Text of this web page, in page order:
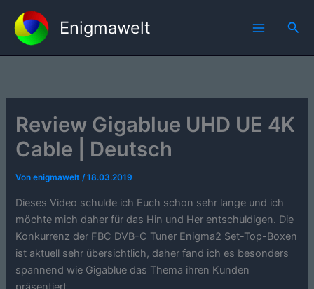
Inhalt
springen
Enigmawelt
Review Gigablue UHD UE 4K
Cable | Deutsch
Vonenigmawelt/18.03.2019
Dieses Video schulde ich Euch schon sehr lange und ich
möchte mich daher für das Hin und Her entschuldigen. Die
Konkurrenz der FBC DVB-C Tuner Enigma2 Set-Top-Boxen
ist aktuell sehr übersichtlich, daher fand ich es besonders
spannend wie Gigablue das Thema ihren Kunden